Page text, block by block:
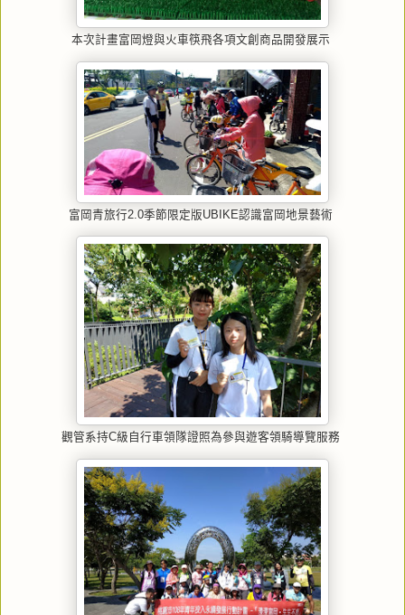
本次計畫富岡燈與火車筷飛各項文創商品開發展示
富岡青旅行2.0季節限定版UBIKE認識富岡地景藝術
觀管系持C級自行車領隊證照為參與遊客領騎導覽服務